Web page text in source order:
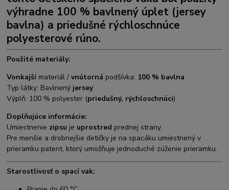
výhradne 100 % bavlnený úplet (jersey
bavlna) a priedušné rýchloschnúce
polyesterové rúno.
Použité materiály:
Vonkajší materiál /vnútorná podšívka: 100 % bavlna
Typ látky: Bavlnený jersey
Výplň: 100 % polyester (priedušný, rýchloschnúci)
Doplňujúce informácie:
Umiestnenie zipsu je uprostred prednej strany.
Pre menšie a drobnejšie detičky je na spacáku umiestnený v
prieramku patent, ktorý umožňuje jednoduché zúženie prieramku.
Starostlivosť o spací vak: